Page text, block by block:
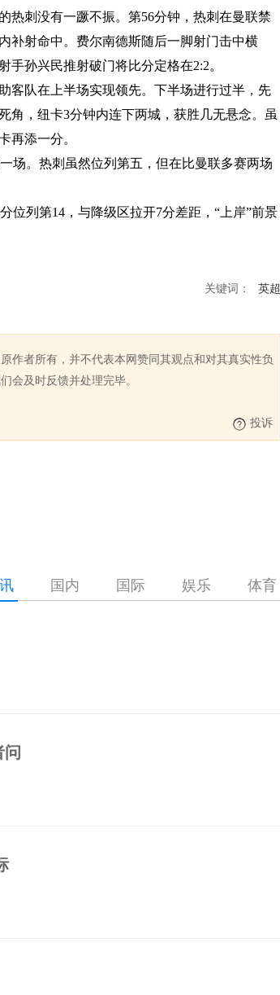
热刺没有一蹶不振。第56分钟，热刺在曼联禁
补射命中。费尔南德斯随后一脚射门击中横
孙兴民推射破门将比分定格在2:2。
客队在上半场实现领先。下半场进行过半，先
角，纽卡3分钟内连下两城，获胜几无悬念。虽
再添一分。
场。热刺虽然位列第五，但在比曼联多赛两场
位列第14，与降级区拉开7分差距，“上岸”前景
关键词： 英超
作者所有，并不代表本网赞同其观点和对其真实性负
会及时反馈并处理完毕。
投诉
国内 国际 娱乐 体育